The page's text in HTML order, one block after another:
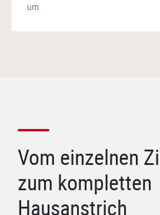
um.
Vom einzelnen
zum kompletten
Hausanstrich